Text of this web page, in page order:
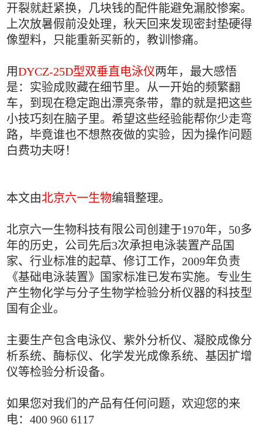
开裂就赶紧换，几块钱的配件能避免漏胶惨案。
上次放暑假前没处理，秋天回来发现密封垫硬得
像塑料，只能重新买新的，教训惨痛。
用DYCZ-25D型双垂直电泳仪两年，最大感悟
是：实验成败藏在细节里。从一开始的频繁翻
车，到现在稳定跑出漂亮条带，靠的就是把这些
小技巧刻在脑子里。希望这些经验能帮你少走弯
路，毕竟谁也不想熬夜做的实验，因为操作问题
白费功夫呀！
本文由北京六一生物编辑整理。
北京六一生物科技有限公司创建于1970年，50多
年的历史，公司先后3次承担电泳装置产品国
家、行业标准的起草、修订工作，2009年负责
《基础电泳装置》国家标准已发布实施。专业生
产生物化学与分子生物学检验分析仪器的科技型
国有企业。
主要生产包含电泳仪、紫外分析仪、凝胶成像分
析系统、酶标仪、化学发光成像系统、基因扩增
仪等检验分析设备。
如果您对我们的产品有任何问题，欢迎您的来
电：400 960 6117